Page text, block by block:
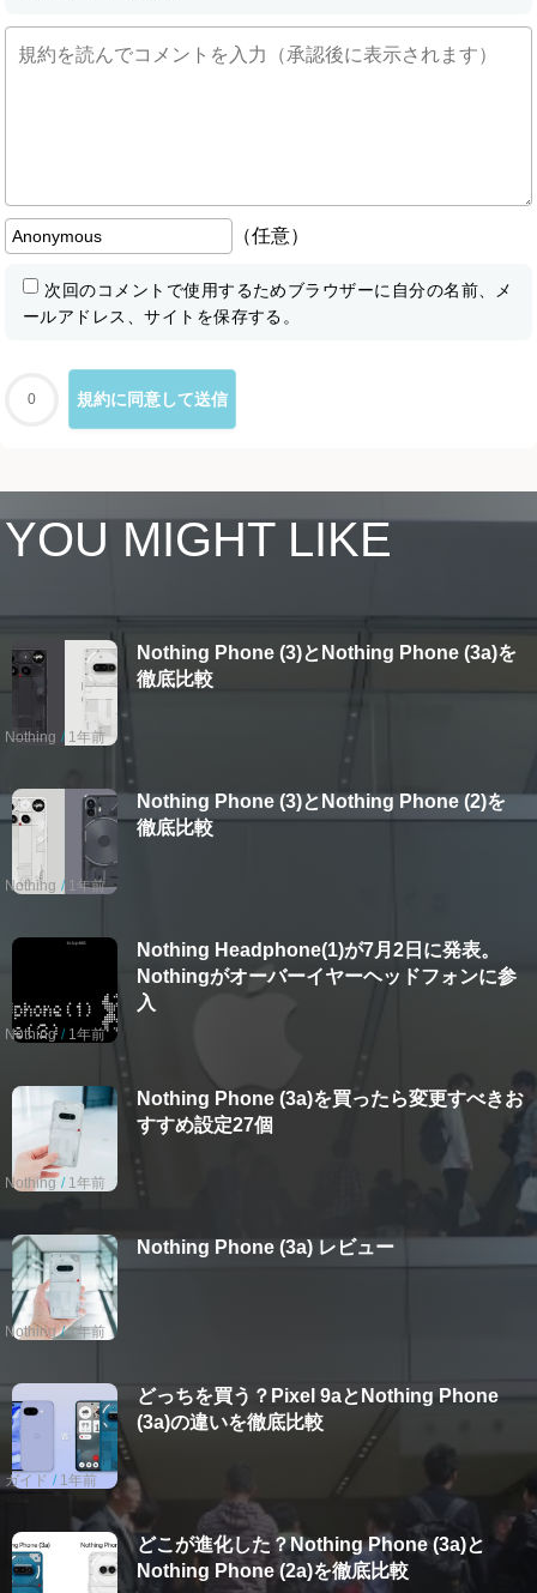
（任意）
次回のコメントで使用するためブラウザーに自分の名前、メ
ールアドレス、サイトを保存する。
0
YOU MIGHT LIKE
Nothing Phone (3)とNothing Phone (3a)を
徹底比較
Nothing 1年前
Nothing Phone (3)とNothing Phone (2)を
徹底比較
Nothing 1年前
Nothing Headphone(1)が7月2日に発表。
Nothingがオーバーイヤーヘッドフォンに参
入
Nothing 1年前
Nothing Phone (3a)を買ったら変更すべきお
すすめ設定27個
Nothing 1年前
Nothing Phone (3a) レビュー
Nothing 1年前
どっちを買う？Pixel 9aとNothing Phone
(3a)の違いを徹底比較
ガイド 1年前
どこが進化した？Nothing Phone (3a)と
Nothing Phone (2a)を徹底比較